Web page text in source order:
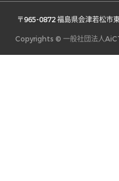
〒965-0872 福島県会津若松市
Copyrights © 一般社団法人